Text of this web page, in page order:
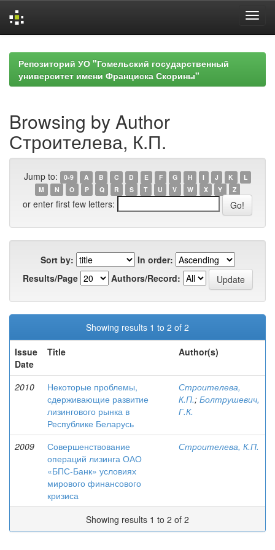
navigationРепозиторий УО "Гомельский государственный
университет имени Франциска Скорины"
Browsing by Author
Строителева, К.П.
Jump to: 0-9 A B C D E F G H I J K
L
M
N O P Q R S T U V W X Y Z
or enter first few letters:
Sort by:
In order:
Results/Page
Authors/Record:
Showing results 1 to 2 of 2
Issue
Date
Title Author(s)
2010
Некоторые проблемы,
сдерживающие развитие
лизингового рынка в
Республике Беларусь
Строителева,
К.П.; Болтрушевич,
Г.К.
2009
Совершенствование
операций лизинга ОАО
«БПС-Банк» условиях
мирового финансового
кризиса
Строителева, К.П.
Showing results 1 to 2 of 2